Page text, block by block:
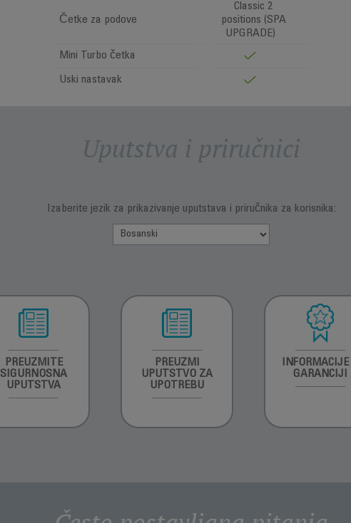
Četke za podove
Classic 2
positions (SPA
UPGRADE)
Mini Turbo četka
Uski nastavak
Uputstva i priručnici
Izaberite jezik za prikazivanje uputstava i priručnika za korisnika:
PREUZMITE
SIGURNOSNA
UPUTSTVA
PREUZMI
UPUTSTVO ZA
UPOTREBU
GARANCIJI